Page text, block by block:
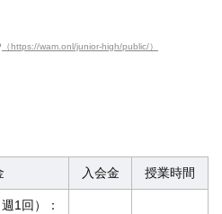
（https://wam.onl/junior-high/public/）
入会金 授業時間
1回）：